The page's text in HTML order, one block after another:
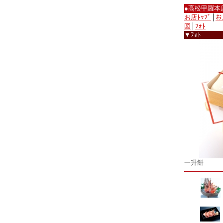
●高松甲羅本
お店ﾄｯﾌﾟ
図
ﾌｫﾄ
▼ﾌｫﾄ
一升餅